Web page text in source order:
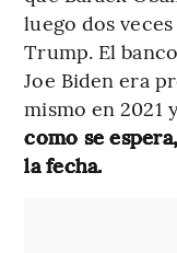
luego dos
Trump. El
Joe Biden era
mismo en 2021
como se
la fecha.